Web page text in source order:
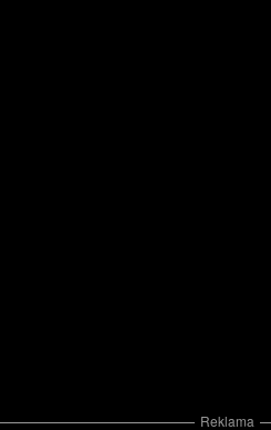
Reklama